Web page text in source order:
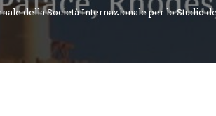
della Società Internazionale per lo Studio